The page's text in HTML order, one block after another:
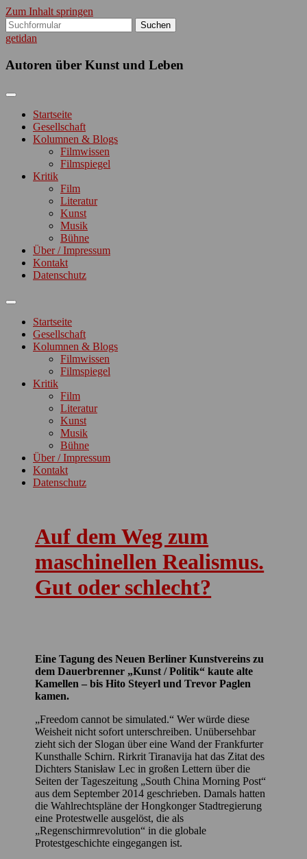
Zum Inhalt springen
Suchen
nach:
getidan
Autoren über Kunst und Leben
Startseite
Gesellschaft
Kolumnen & Blogs
Filmwissen
Filmspiegel
Kritik
Film
Literatur
Kunst
Musik
Bühne
Über / Impressum
Kontakt
Datenschutz
Suchfeld
ein-/ausblenden
Startseite
Gesellschaft
Kolumnen & Blogs
Filmwissen
Filmspiegel
Kritik
Film
Literatur
Kunst
Musik
Bühne
Über / Impressum
Kontakt
Datenschutz
Auf dem Weg zum
maschinellen Realismus.
Gut oder schlecht?
Eine Tagung des Neuen Berliner Kunstvereins zu
dem Dauerbrenner „Kunst / Politik“ kaute alte
Kamellen – bis Hito Steyerl und Trevor Paglen
kamen.
„Freedom cannot be simulated.“ Wer würde diese
Weisheit nicht sofort unterschreiben. Unübersehbar
zieht sich der Slogan über eine Wand der Frankfurter
Kunsthalle Schirn. Rirkrit Tiranavija hat das Zitat des
Dichters Stanisław Lec in großen Lettern über die
Seiten der Tageszeitung „South China Morning Post“
aus dem September 2014 geschrieben. Damals hatten
die Wahlrechtspläne der Hongkonger Stadtregierung
eine Protestwelle ausgelöst, die als
„Regenschirmrevolution“ in die globale
Protestgeschichte eingegangen ist.